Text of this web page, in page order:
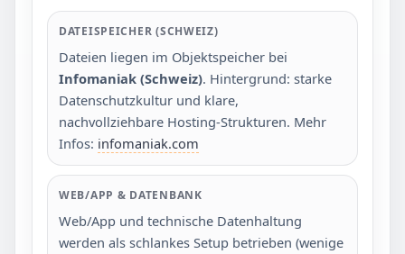
DATEISPEICHER (SCHWEIZ)
Dateien liegen im Objektspeicher bei
Infomaniak (Schweiz). Hintergrund: starke
Datenschutzkultur und klare,
nachvollziehbare Hosting-Strukturen. Mehr
Infos: infomaniak.com
WEB/APP & DATENBANK
Web/App und technische Datenhaltung
werden als schlankes Setup betrieben (wenige